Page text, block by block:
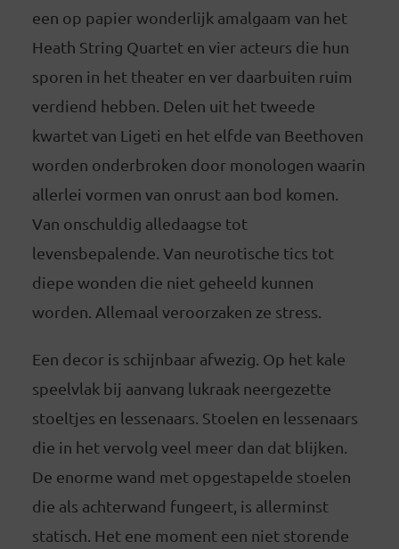
een op papier wonderlijk amalgaam van het
Heath String Quartet en vier acteurs die hun
sporen in het theater en ver daarbuiten ruim
verdiend hebben. Delen uit het tweede
kwartet van Ligeti en het elfde van Beethoven
worden onderbroken door monologen waarin
allerlei vormen van onrust aan bod komen.
Van onschuldig alledaagse tot
levensbepalende. Van neurotische tics tot
diepe wonden die niet geheeld kunnen
worden. Allemaal veroorzaken ze stress.
Een decor is schijnbaar afwezig. Op het kale
speelvlak bij aanvang lukraak neergezette
stoeltjes en lessenaars. Stoelen en lessenaars
die in het vervolg veel meer dan dat blijken.
De enorme wand met opgestapelde stoelen
die als achterwand fungeert, is allerminst
statisch. Het ene moment een niet storende